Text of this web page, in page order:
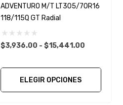
ADVENTURO M/T LT305/70R16
118/115Q GT Radial
$3,936.00 - $15,441.00
ELEGIR OPCIONES